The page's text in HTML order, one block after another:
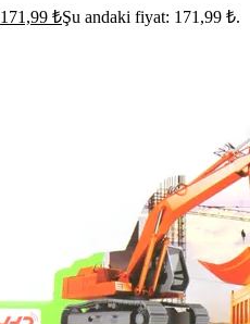
171,99 ₺Şu andaki fiyat: 171,99 ₺.